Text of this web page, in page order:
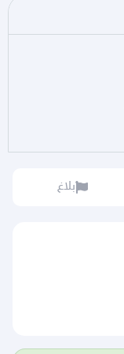
بلاغ